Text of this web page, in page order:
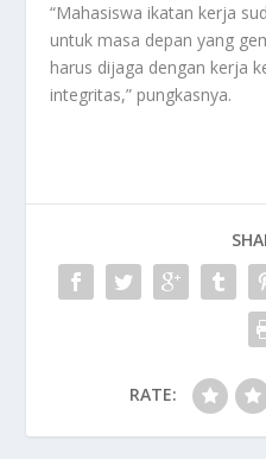
“Mahasiswa ikatan kerja
untuk masa depan yang
harus dijaga dengan kerja
integritas,” pungkasnya.
RATE: